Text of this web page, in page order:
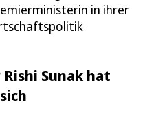
in ihrer
Sunak hat